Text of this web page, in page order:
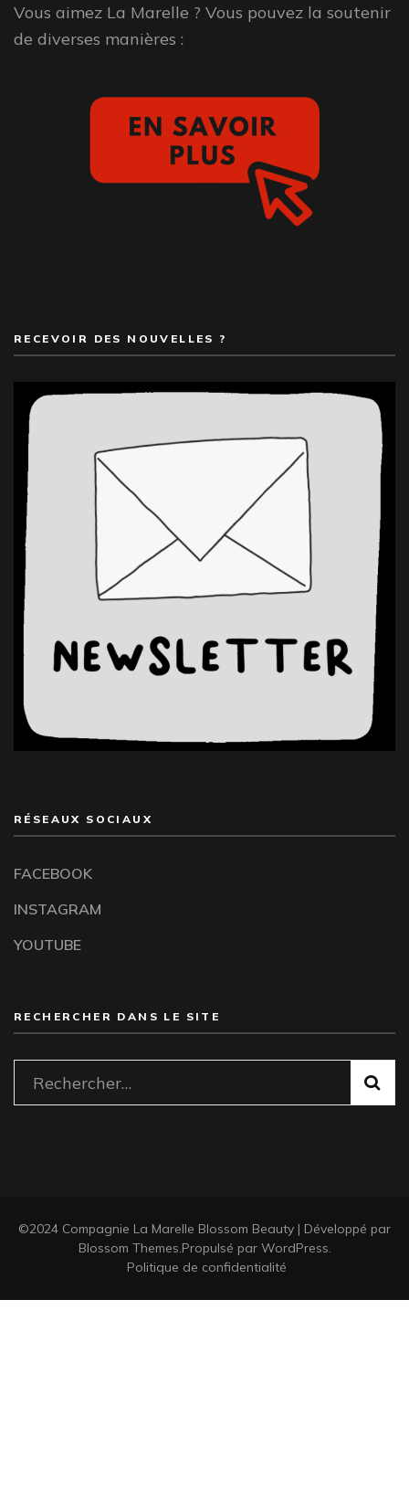
Vous aimez La Marelle ? Vous pouvez la soutenir
de diverses manières :
RECEVOIR DES NOUVELLES ?
RÉSEAUX SOCIAUX
FACEBOOK
INSTAGRAM
YOUTUBE
RECHERCHER DANS LE SITE
Rechercher :
©2024 Compagnie La Marelle Blossom Beauty | Développé par
Blossom Themes .Propulsé par WordPress
Politique de confidentialité